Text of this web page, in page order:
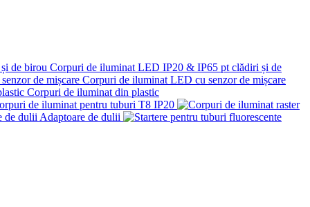
Corpuri de iluminat LED IP20 & IP65 pt clădiri și de
Corpuri de iluminat LED cu senzor de mișcare
Corpuri de iluminat din plastic
de iluminat pentru tuburi T8 IP20
Adaptoare de dulii